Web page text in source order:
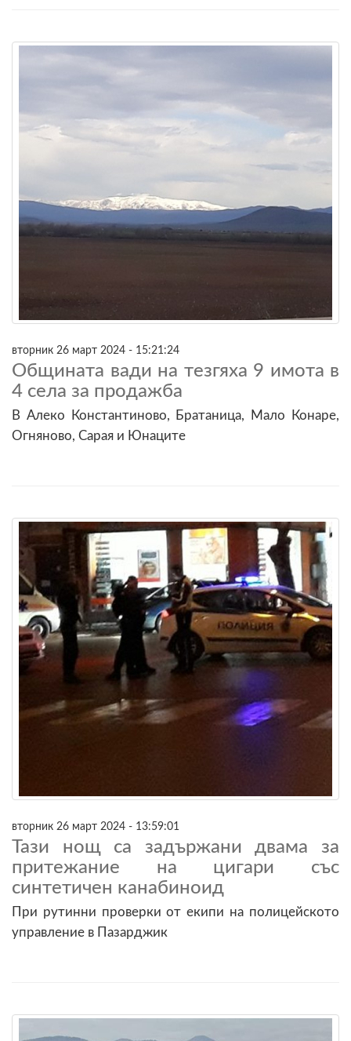
вторник 26 март 2024 - 15:21:24
Общината вади на тезгяха 9 имота в
4 села за продажба
В Алеко Константиново, Братаница, Мало Конаре,
Огняново, Сарая и Юнаците
вторник 26 март 2024 - 13:59:01
Тази нощ са задържани двама за
притежание на цигари със
синтетичен канабиноид
При рутинни проверки от екипи на полицейското
управление в Пазарджик